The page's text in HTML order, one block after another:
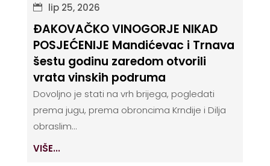
lip 25, 2026
ĐAKOVAČKO VINOGORJE NIKAD
POSJEĆENIJE Mandićevac i Trnava
šestu godinu zaredom otvorili
vrata vinskih podruma
Dovoljno je stati na vrh brijega, pogledati
prema jugu, prema obroncima Krndije i Dilja
obraslim...
VIŠE...